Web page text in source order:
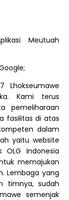
Meutuah
Lhokseumawe
Kami terus
pemeliharaan
fasilitas di atas
dalam
yaitu website
Indonesia
memajukan
Lembaga yang
timnya, sudah
semenjak